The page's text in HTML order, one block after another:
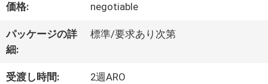
私
達
に
価格: negotiable
パッケージの詳
細:
標準/要求あり次第
受渡し時間: 2週ARO